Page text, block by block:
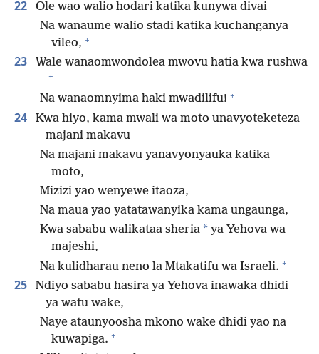
22
Ole wao walio hodari katika kunywa divai
Na wanaume walio stadi katika kuchanganya
vileo, +
23 Wale wanaomwondolea mwovu hatia kwa rushwa
+
Na wanaomnyima haki mwadilifu! +
24
Kwa hiyo, kama mwali wa moto unavyoteketeza
majani makavu
Na majani makavu yanavyonyauka katika
moto,
Mizizi yao wenyewe itaoza,
Na maua yao yatatawanyika kama ungaunga,
Kwa sababu walikataa sheria * ya Yehova wa
majeshi,
Na kulidharau neno la Mtakatifu wa Israeli. +
25
Ndiyo sababu hasira ya Yehova inawaka dhidi
ya watu wake,
Naye ataunyoosha mkono wake dhidi yao na
kuwapiga. +